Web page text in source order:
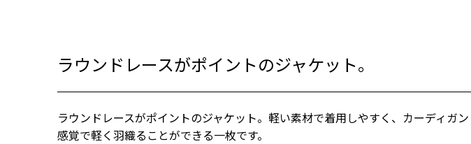
ラウンドレースがポイントのジャケット。
ラウンドレースがポイントのジャケット。軽い素材で着用しやすく、カーディガン
感覚で軽く羽織ることができる一枚です。